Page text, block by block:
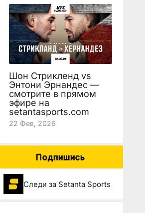
Шон Стрикленд vs
Энтони Эрнандес —
смотрите в прямом
эфире на
setantasports.com
22 Фев, 2026
Подпишись
Следи за Setanta Sports